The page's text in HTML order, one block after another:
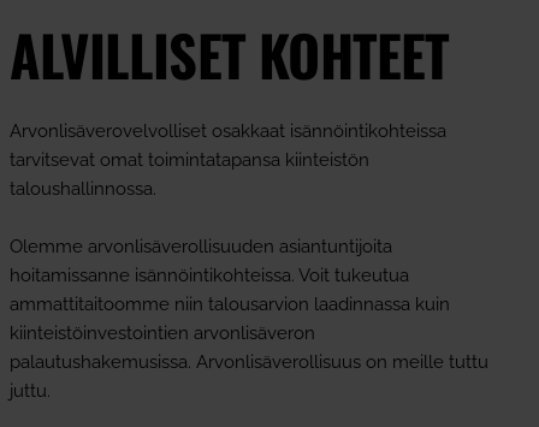
ALVILLISET KOHTEET
Arvonlisäverovelvolliset osakkaat isännöintikohteissa
tarvitsevat omat toimintatapansa kiinteistön
taloushallinnossa.
Olemme arvonlisäverollisuuden asiantuntijoita
hoitamissanne isännöintikohteissa. Voit tukeutua
ammattitaitoomme niin talousarvion laadinnassa kuin
kiinteistöinvestointien arvonlisäveron
palautushakemusissa. Arvonlisäverollisuus on meille tuttu
juttu.